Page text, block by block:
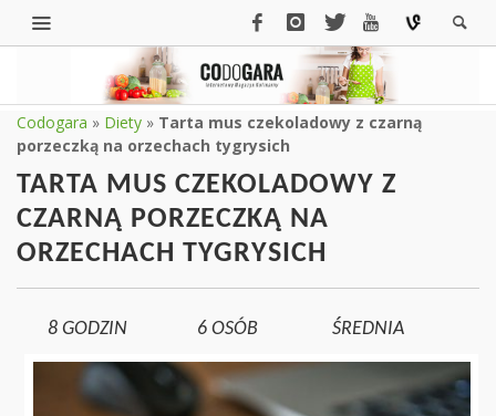
Codogara » Diety » Tarta mus czekoladowy z czarną
porzeczką na orzechach tygrysich
TARTA MUS CZEKOLADOWY Z
CZARNĄ PORZECZKĄ NA
ORZECHACH TYGRYSICH
8 GODZIN 6 OSÓB ŚREDNIA